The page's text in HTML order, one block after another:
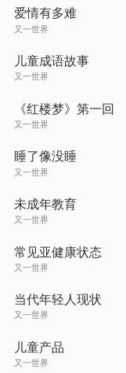
爱情有多难
又一世界
儿童成语故事
又一世界
《红楼梦》第一回
又一世界
睡了像没睡
又一世界
未成年教育
又一世界
常见亚健康状态
又一世界
当代年轻人现状
又一世界
儿童产品
又一世界